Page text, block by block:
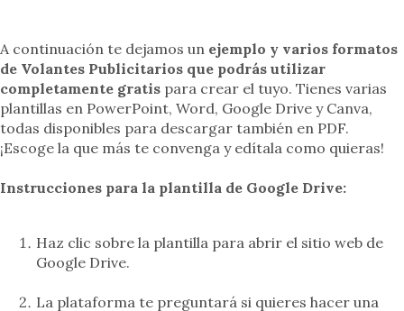
A continuación te dejamos un ejemplo y varios formatos
de Volantes Publicitarios que podrás utilizar
completamente gratis para crear el tuyo. Tienes varias
plantillas en PowerPoint, Word, Google Drive y Canva,
todas disponibles para descargar también en PDF.
¡Escoge la que más te convenga y edítala como quieras!
Instrucciones para la plantilla de Google Drive:
Haz clic sobre la plantilla para abrir el sitio web de
Google Drive.
La plataforma te preguntará si quieres hacer una